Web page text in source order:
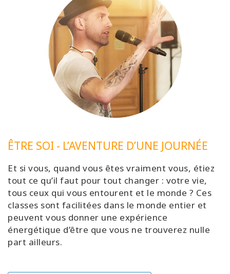
ÊTRE SOI - L’AVENTURE D’UNE JOURNÉE
Et si vous, quand vous êtes vraiment vous, étiez
tout ce qu’il faut pour tout changer : votre vie,
tous ceux qui vous entourent et le monde ? Ces
classes sont facilitées dans le monde entier et
peuvent vous donner une expérience
énergétique d’être que vous ne trouverez nulle
part ailleurs.